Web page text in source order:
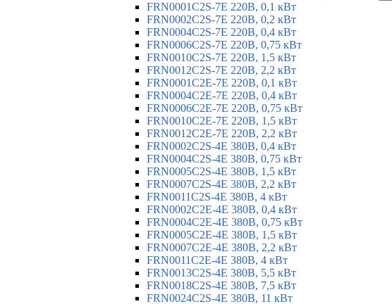
FRN0001C2S-7E 220В, 0,1 кВт
FRN0002C2S-7E 220В, 0,2 кВт
FRN0004C2S-7E 220В, 0,4 кВт
FRN0006C2S-7E 220В, 0,75 кВт
FRN0010C2S-7E 220В, 1,5 кВт
FRN0012C2S-7E 220В, 2,2 кВт
FRN0001C2E-7E 220В, 0,1 кВт
FRN0004C2E-7E 220В, 0,4 кВт
FRN0006C2E-7E 220В, 0,75 кВт
FRN0010C2E-7E 220В, 1,5 кВт
FRN0012C2E-7E 220В, 2,2 кВт
FRN0002C2S-4E 380В, 0,4 кВт
FRN0004C2S-4E 380В, 0,75 кВт
FRN0005C2S-4E 380В, 1,5 кВт
FRN0007C2S-4E 380В, 2,2 кВт
FRN0011C2S-4E 380В, 4 кВт
FRN0002C2E-4E 380В, 0,4 кВт
FRN0004C2E-4E 380В, 0,75 кВт
FRN0005C2E-4E 380В, 1,5 кВт
FRN0007C2E-4E 380В, 2,2 кВт
FRN0011C2E-4E 380В, 4 кВт
FRN0013C2S-4E 380В, 5,5 кВт
FRN0018C2S-4E 380В, 7,5 кВт
FRN0024C2S-4E 380В, 11 кВт